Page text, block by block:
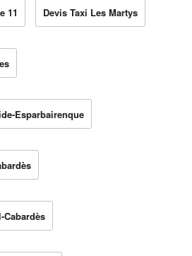
11 Devis Taxi Les Martys
Esparbairenque
Cabardès